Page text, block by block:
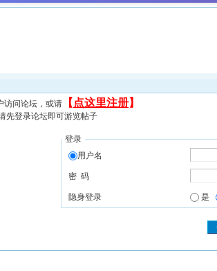
访问论坛，或请 【 点这里注册】
先登录论坛即可游览帖子
登录
用户名
密 码
隐身登录 是